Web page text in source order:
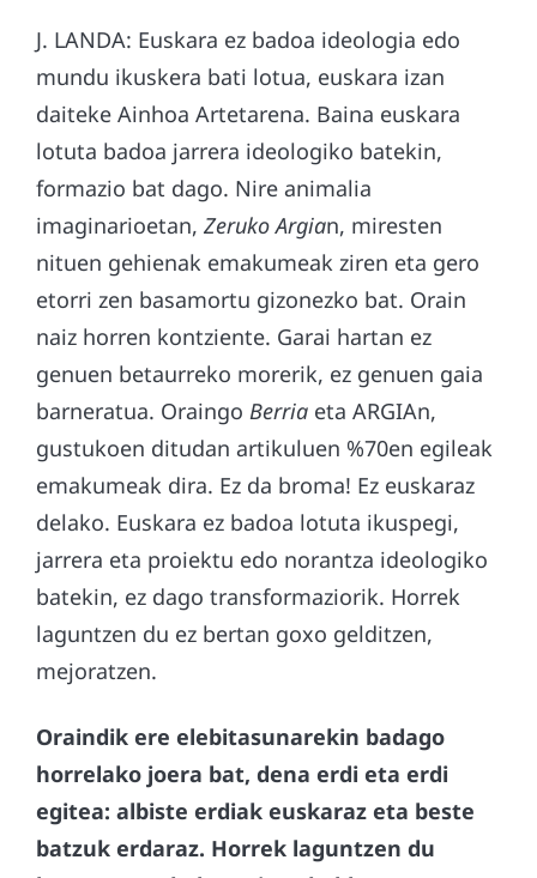
J. LANDA: Euskara ez badoa ideologia edo
mundu ikuskera bati lotua, euskara izan
daiteke Ainhoa Artetarena. Baina euskara
lotuta badoa jarrera ideologiko batekin,
formazio bat dago. Nire animalia
imaginarioetan, Zeruko Argian, miresten
nituen gehienak emakumeak ziren eta gero
etorri zen basamortu gizonezko bat. Orain
naiz horren kontziente. Garai hartan ez
genuen betaurreko morerik, ez genuen gaia
barneratua. Oraingo Berria eta ARGIAn,
gustukoen ditudan artikuluen %70en egileak
emakumeak dira. Ez da broma! Ez euskaraz
delako. Euskara ez badoa lotuta ikuspegi,
jarrera eta proiektu edo norantza ideologiko
batekin, ez dago transformaziorik. Horrek
laguntzen du ez bertan goxo gelditzen,
mejoratzen.
Oraindik ere elebitasunarekin badago
horrelako joera bat, dena erdi eta erdi
egitea: albiste erdiak euskaraz eta beste
batzuk erdaraz. Horrek laguntzen du